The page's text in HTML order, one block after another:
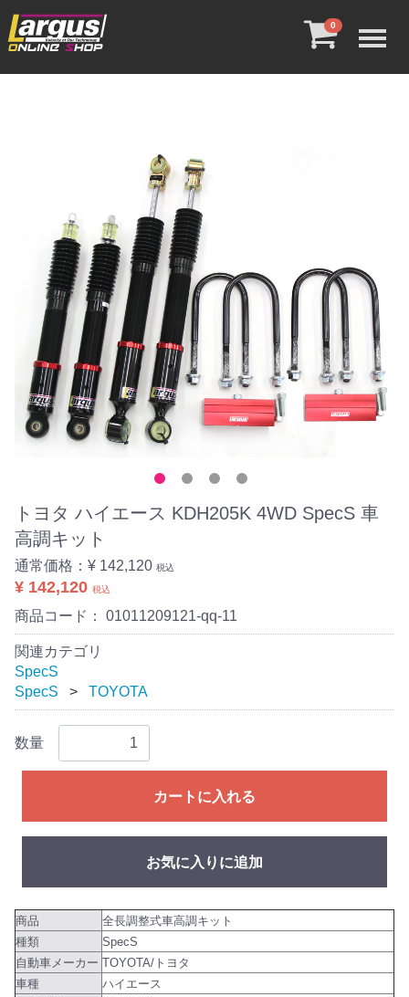
0
トヨタ ハイエース KDH205K 4WD SpecS 車
高調キット
通常価格： ¥ 142,120 税込
¥ 142,120 税込
商品コード： 01011209121-qq-11
関連カテゴリ
SpecS
SpecS
TOYOTA
数量
カートに入れる
お気に入りに追加
商品
全長調整式車高調キット
種類
SpecS
自動車メーカー TOYOTA/トヨタ
車種
ハイエース